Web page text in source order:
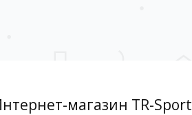
магазин TR-Sport